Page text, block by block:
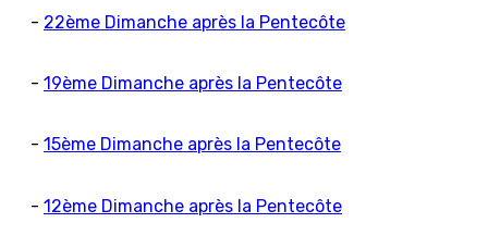
- 22ème Dimanche après la Pentecôte
- 19ème Dimanche après la Pentecôte
- 15ème Dimanche après la Pentecôte
- 12ème Dimanche après la Pentecôte